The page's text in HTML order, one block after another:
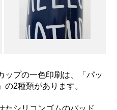
ップの一色印刷は、「パッ
の2種類があります。